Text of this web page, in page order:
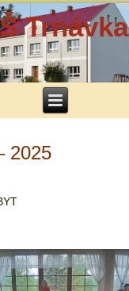
Trnávka
2025